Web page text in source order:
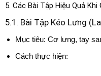
5. Các Bài Tập Hiệu Quả
5.1. Bài Tập Kéo Lưng
Mục tiêu: Cơ lưng, tay
Cách thực hiện: